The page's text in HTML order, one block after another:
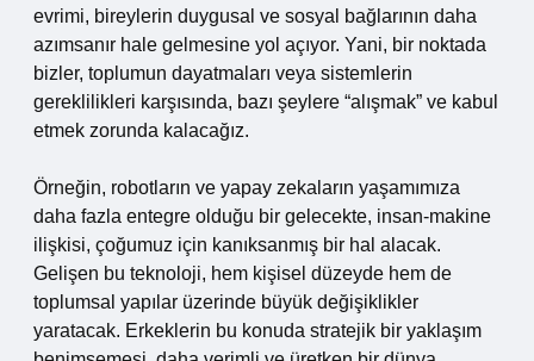
evrimi, bireylerin duygusal ve sosyal bağlarının daha
azımsanır hale gelmesine yol açıyor. Yani, bir noktada
bizler, toplumun dayatmaları veya sistemlerin
gereklilikleri karşısında, bazı şeylere “alışmak” ve kabul
etmek zorunda kalacağız.
Örneğin, robotların ve yapay zekaların yaşamımıza
daha fazla entegre olduğu bir gelecekte, insan-makine
ilişkisi, çoğumuz için kanıksanmış bir hal alacak.
Gelişen bu teknoloji, hem kişisel düzeyde hem de
toplumsal yapılar üzerinde büyük değişiklikler
yaratacak. Erkeklerin bu konuda stratejik bir yaklaşım